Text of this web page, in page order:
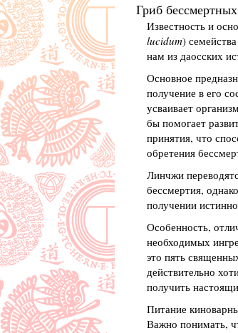
Гриб бессмертных
Известность и
lucidum)
нам из даосских
Основное
получение в его
усваивает
бы помогает
принятия, что
обретения
Линчжи
бессмертия,
получении
Особенность,
необходимых
это пять
действительно
получить
Питание
Важно понимать,